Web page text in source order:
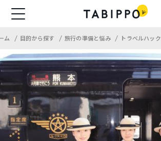
ム 目的から探す 旅行の準備と悩み トラベルハック